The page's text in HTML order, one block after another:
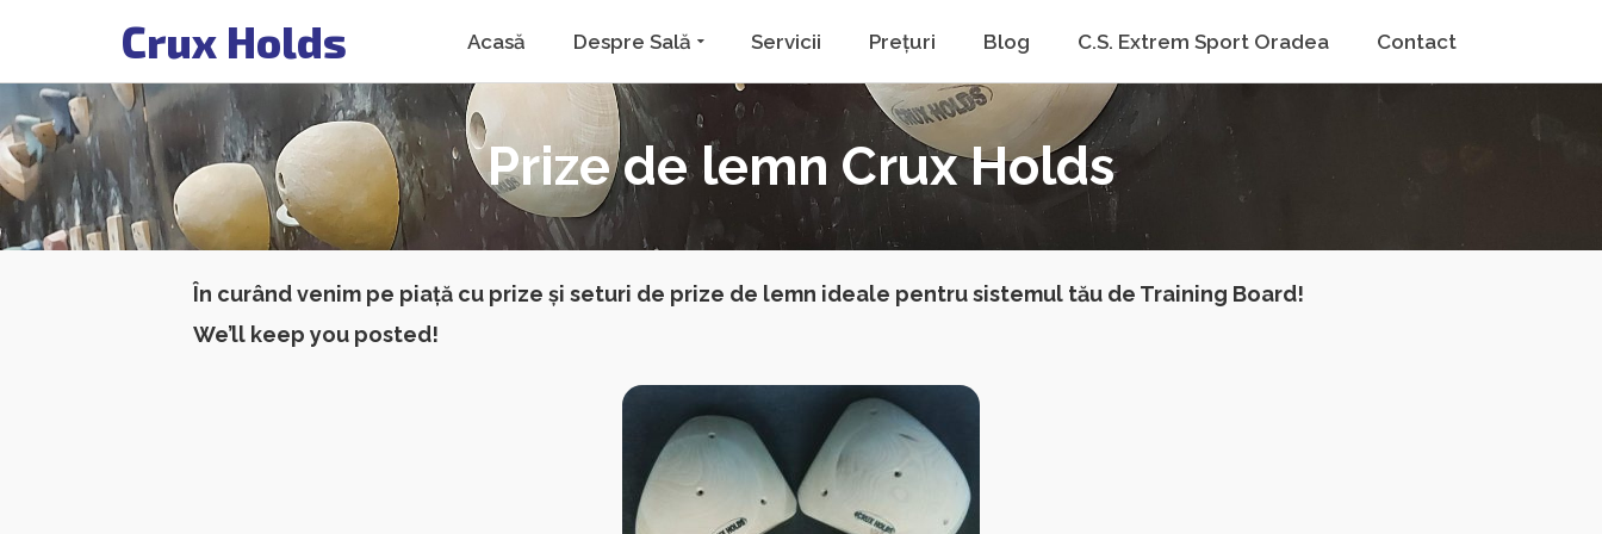
Crux Holds Acasă Despre Sală Servicii Prețuri Blog C.S. Extrem Sport Oradea Contact
Prize de lemn Crux Holds
În curând venim pe piață cu prize și seturi de prize de lemn ideale pentru sistemul tău de Training Board!
We’ll keep you posted!